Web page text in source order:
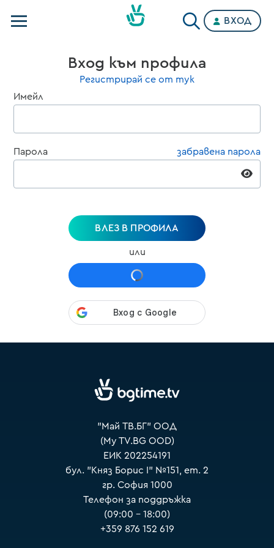
Категории
ВХОД
Вход към профила
Регистрирай се от тук
Имейл
Парола забравена парола
ВЛЕЗ В ПРОФИЛА
или
"Май ТВ.БГ" ООД
(My TV.BG OOD)
ЕИК 202254191
бул. "Княз Борис I" №151, ет. 2
гр. София 1000
Телефон за поддръжка
(09:00 – 18:00)
+359 876 152 619